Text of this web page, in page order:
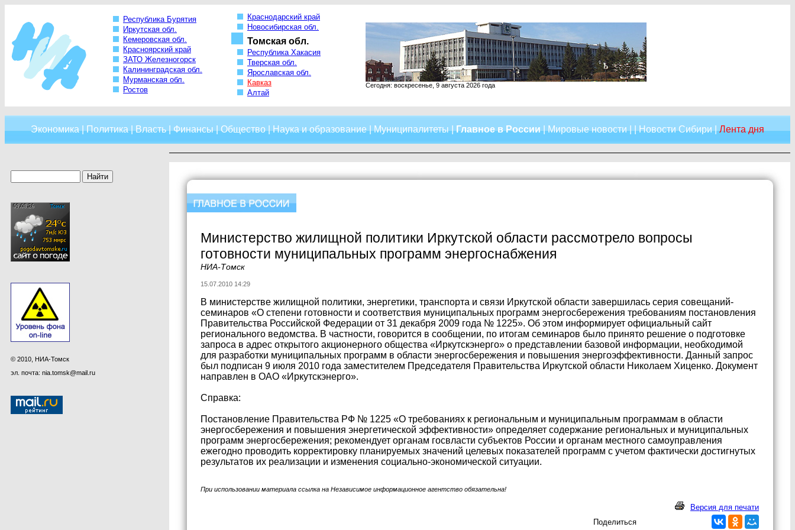
Республика Бурятия
Иркутская обл.
Кемеровская обл.
Красноярский край
ЗАТО Железногорск
Калининградская обл.
Мурманская обл.
Ростов
Краснодарский край
Новосибирская обл.
Томская обл.
Республика Хакасия
Тверская обл.
Ярославская обл.
Кавказ
Алтай
Сегодня: воскресенье, 9 августа 2026 года
Экономика|Политика|Власть|Финансы|Общество|Наука и образование|Муниципалитеты|Главное в России|Мировые новости| |Новости Сибири|Лента дня
© 2010, НИА-Томск
эл. почта: nia.tomsk@mail.ru
Министерство жилищной политики Иркутской области рассмотрело вопросы
готовности муниципальных программ энергоснабжения
НИА-Томск
15.07.2010 14:29
В министерстве жилищной политики, энергетики, транспорта и связи Иркутской области завершилась серия совещаний-
семинаров «О степени готовности и соответствия муниципальных программ энергосбережения требованиям постановления
Правительства Российской Федерации от 31 декабря 2009 года № 1225». Об этом информирует официальный сайт
регионального ведомства. В частности, говорится в сообщении, по итогам семинаров было принято решение о подготовке
запроса в адрес открытого акционерного общества «Иркутскэнерго» о представлении базовой информации, необходимой
для разработки муниципальных программ в области энергосбережения и повышения энергоэффективности. Данный запрос
был подписан 9 июля 2010 года заместителем Председателя Правительства Иркутской области Николаем Хиценко. Документ
направлен в ОАО «Иркутскэнерго».
Справка:
Постановление Правительства РФ № 1225 «О требованиях к региональным и муниципальным программам в области
энергосбережения и повышения энергетической эффективности» определяет содержание региональных и муниципальных
программ энергосбережения; рекомендует органам госвласти субъектов России и органам местного самоуправления
ежегодно проводить корректировку планируемых значений целевых показателей программ с учетом фактически достигнутых
результатов их реализации и изменения социально-экономической ситуации.
При использовании материала ссылка на Независимое информационное агентство обязательна!
Версия для печати
Поделиться